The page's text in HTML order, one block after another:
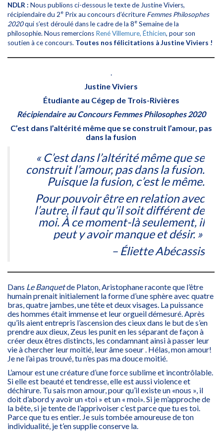
NDLR : Nous publions ci-dessous le texte de Justine Viviers,
récipiendaire du 2e Prix au concours d’écriture Femmes Philosophes
2020qui s’est déroulé dans le cadre de la 8e Semaine de la
philosophie. Nous remercions René Villemure, Éthicien, pour son
soutien à ce concours. Toutes nos félicitations à Justine Viviers !
Justine Viviers
Étudiante au Cégep de Trois-Rivières
Récipiendaire au Concours Femmes Philosophes 2020
C’est dans l’altérité même que se construit l’amour, pas
dans la fusion
« C’est dans l’altérité même que se
construit l’amour, pas dans la fusion.
Puisque la fusion, c’est le même.
Pour pouvoir être en relation avec
l’autre, il faut qu’il soit différent de
moi. À ce moment-là seulement, il
peut y avoir manque et désir. »
– Éliette Abécassis
Dans Le Banquetde Platon, Aristophane raconte que l’être
humain prenait initialement la forme d’une sphère avec quatre
bras, quatre jambes, une tête et deux visages. La puissance
des hommes était immense et leur orgueil démesuré. Après
qu’ils aient entrepris l’ascension des cieux dans le but de s’en
prendre aux dieux, Zeus les punit en les séparant de façon à
créer deux êtres distincts, les condamnant ainsi à passer leur
vie à chercher leur moitié, leur âme soeur . Hélas, mon amour!
Je ne l’ai pas trouvé, tu n’es pas ma douce moitié.
L’amour est une créature d’une force sublime et incontrôlable.
Si elle est beauté et tendresse, elle est aussi violence et
déchirure. Tu sais mon amour, pour qu’il existe un «nous », il
doit d’abord y avoir un «toi » et un « moi». Si je m’approche de
la bête, si je tente de l’apprivoiser c’est parce que tu es toi.
Parce que tu es entier. Je suis tombée amoureuse de ton
individualité, je t’en supplie conserve la.